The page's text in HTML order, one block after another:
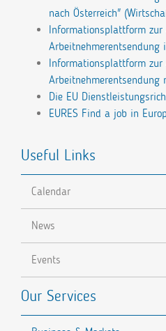
nach Österreich"
Informationsplattform
Arbeitnehmerentsendung
Informationsplattform
Arbeitnehmerentsendung
Die EU
EURES Find a job in
Useful Links
Calendar
News
Events
Our Services